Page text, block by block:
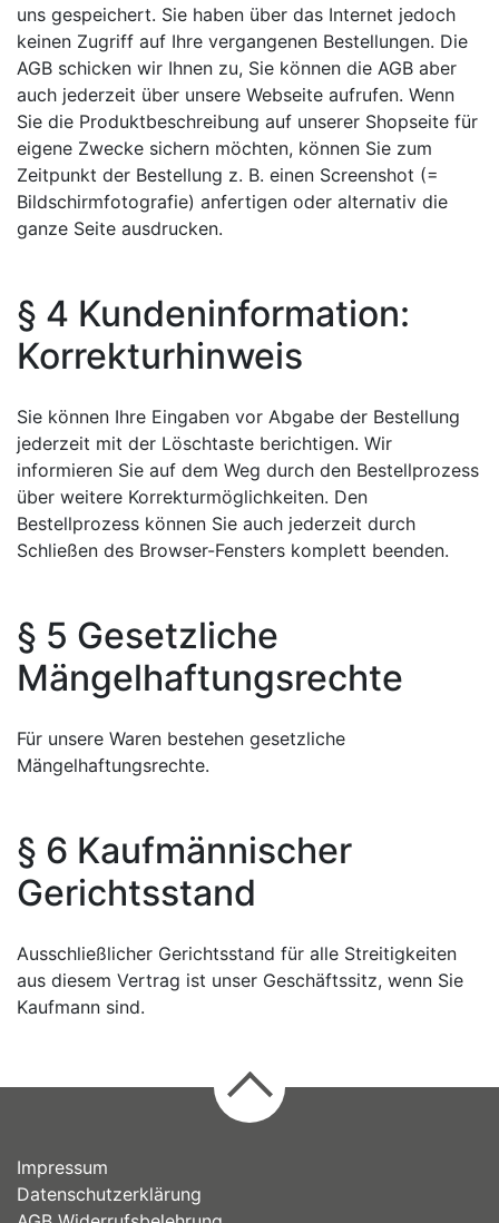
uns gespeichert. Sie haben über das Internet jedoch
keinen Zugriff auf Ihre vergangenen Bestellungen. Die
AGB schicken wir Ihnen zu, Sie können die AGB aber
auch jederzeit über unsere Webseite aufrufen. Wenn
Sie die Produktbeschreibung auf unserer Shopseite für
eigene Zwecke sichern möchten, können Sie zum
Zeitpunkt der Bestellung z. B. einen Screenshot (=
Bildschirmfotografie) anfertigen oder alternativ die
ganze Seite ausdrucken.
§ 4 Kundeninformation:
Korrekturhinweis
Sie können Ihre Eingaben vor Abgabe der Bestellung
jederzeit mit der Löschtaste berichtigen. Wir
informieren Sie auf dem Weg durch den Bestellprozess
über weitere Korrekturmöglichkeiten. Den
Bestellprozess können Sie auch jederzeit durch
Schließen des Browser-Fensters komplett beenden.
§ 5 Gesetzliche
Mängelhaftungsrechte
Für unsere Waren bestehen gesetzliche
Mängelhaftungsrechte.
§ 6 Kaufmännischer
Gerichtsstand
Ausschließlicher Gerichtsstand für alle Streitigkeiten
aus diesem Vertrag ist unser Geschäftssitz, wenn Sie
Kaufmann sind.
Impressum
Datenschutzerklärung